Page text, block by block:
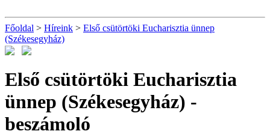
Főoldal > Híreink > Első csütörtöki Eucharisztia ünnep
(Székesegyház)
Első csütörtöki Eucharisztia
ünnep (Székesegyház) -
beszámoló